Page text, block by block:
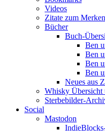
Videos
Zitate zum Merken
Bücher
Buch-
Ben
Ben
Ben
Ben
Neues aus
Whisky Übersicht
Sterbebilder-
Social
Mastodon